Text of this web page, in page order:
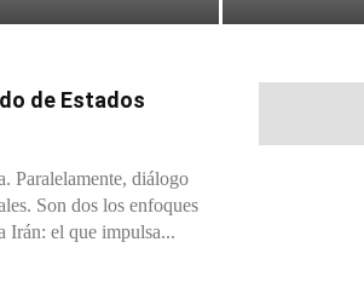
de Estados
Paralelamente, diálogo
Son dos los enfoques
Irán: el que impulsa...